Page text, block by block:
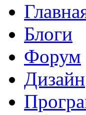
Блоги
Форум
Дизайн